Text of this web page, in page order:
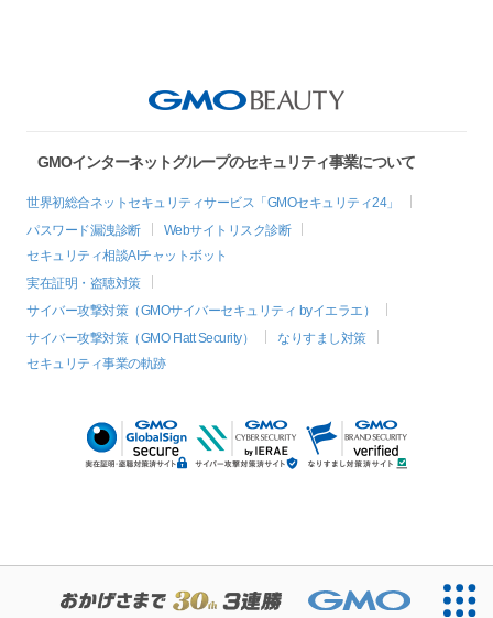
GMOインターネットグループのセキュリティ事業について
世界初総合ネットセキュリティサービス「GMOセキュリティ24」
パスワード漏洩診断
Webサイトリスク診断
セキュリティ相談AIチャットボット
実在証明・盗聴対策
サイバー攻撃対策（GMOサイバーセキュリティ byイエラエ）
サイバー攻撃対策（GMO Flatt Security）
なりすまし対策
セキュリティ事業の軌跡